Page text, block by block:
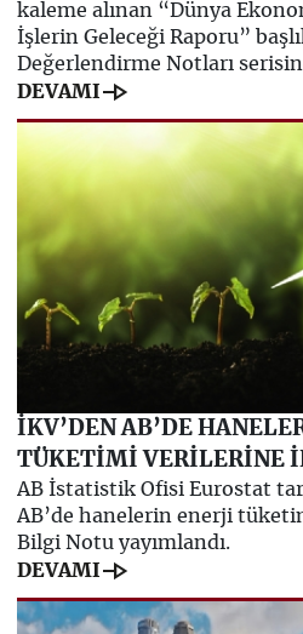
kaleme alınan “Dünya
İşlerin Geleceği Raporu”
Değerlendirme Notları
DEVAMI line_end_arrow
İKV’DEN AB’DE
TÜKETİMİ VERİLERİNE
AB İstatistik Ofisi Eurostat
AB’de hanelerin enerji
Bilgi Notu yayımlandı.
DEVAMI line_end_arrow